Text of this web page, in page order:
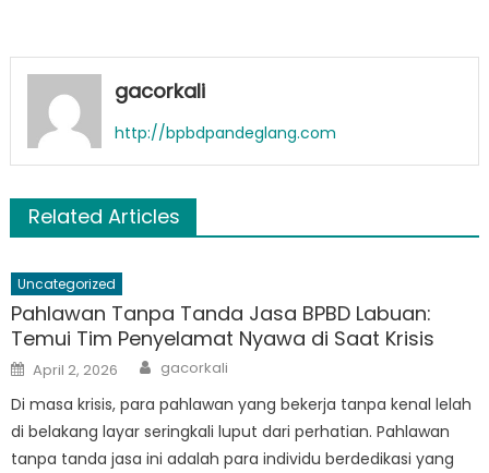
gacorkali
http://bpbdpandeglang.com
Related Articles
Uncategorized
Pahlawan Tanpa Tanda Jasa BPBD Labuan:
Temui Tim Penyelamat Nyawa di Saat Krisis
Posted
on
April 2, 2026 Author
gacorkali
Di masa krisis, para pahlawan yang bekerja tanpa kenal lelah
di belakang layar seringkali luput dari perhatian. Pahlawan
tanpa tanda jasa ini adalah para individu berdedikasi yang